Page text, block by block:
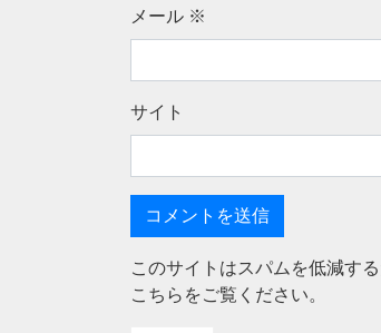
メール ※
サイト
このサイトはスパムを低減す
こちらをご覧ください。